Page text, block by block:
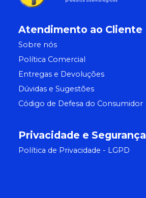
Atendimento ao Cliente
Sobre nós
Política Comercial
Entregas e Devoluções
Dúvidas e Sugestões
Código de Defesa do Consumidor
Privacidade e Segurança
Política de Privacidade - LGPD